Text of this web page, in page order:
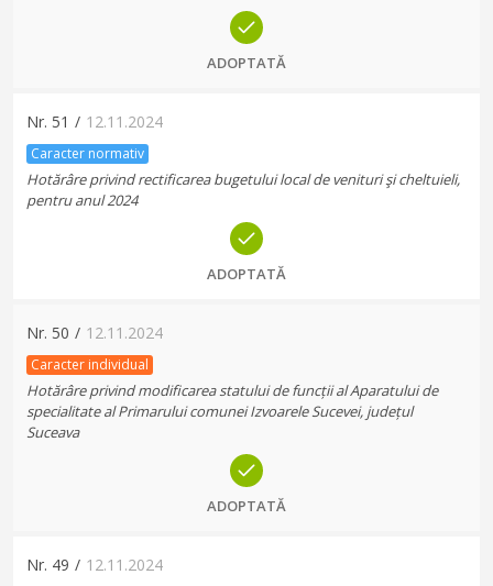
ADOPTATĂ
Nr. 51 / 12.11.2024
Caracter normativ
Hotărâre privind rectificarea bugetului local de venituri şi cheltuieli,
pentru anul 2024
ADOPTATĂ
Nr. 50 / 12.11.2024
Caracter individual
Hotărâre privind modificarea statului de funcții al Aparatului de
specialitate al Primarului comunei Izvoarele Sucevei, județul
Suceava
ADOPTATĂ
Nr. 49 / 12.11.2024